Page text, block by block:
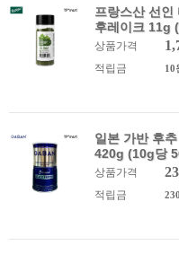
프랑스산 선인
후레이크 11g
상품가격
적립금 10
일본 가반 후
420g (10g당
상품가격
적립금